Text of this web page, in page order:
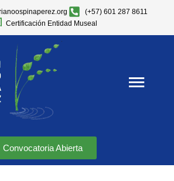
(+57) 601 287 8611
Certificación Entidad Museal
Convocatoria Abierta